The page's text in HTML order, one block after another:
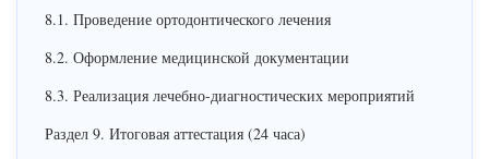
8.1. Проведение ортодонтического лечения
8.2. Оформление медицинской документации
8.3. Реализация лечебно-диагностических мероприятий
Раздел 9. Итоговая аттестация (24 часа)